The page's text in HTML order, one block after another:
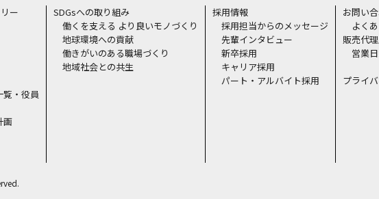
ー
覧・役員
画
SDGsへの取り組み
働くを支える より良いモノづくり
地球環境への貢献
働きがいのある職場づくり
地域社会との共生
採用情報
採用担当からのメッセージ
先輩インタビュー
新卒採用
キャリア採用
パート・アルバイト採用
お問い
よく
販売代
営業
プライ